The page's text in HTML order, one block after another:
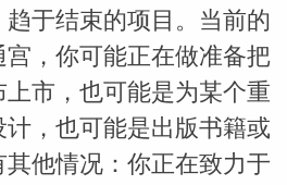
于结束的项目。当前的
，你可能正在做准备把
市，也可能是为某个重
，也可能是出版书籍或
他情况：你正在致力于